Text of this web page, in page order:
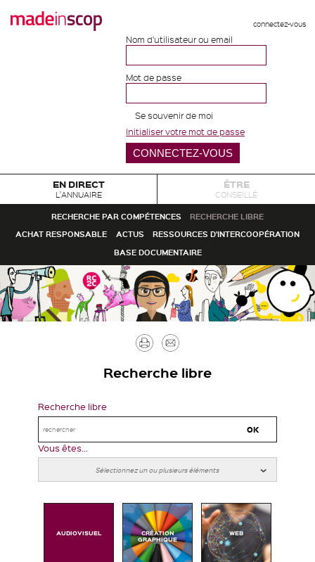
connectez-vous
Nom d'utilisateur ou email
Mot de passe
Se souvenir de moi
Initialiser votre mot de passe
EN DIRECT
L'ANNUAIRE
ÊTRE
CONSEILLÉ
RECHERCHE PAR COMPÉTENCES
RECHERCHE LIBRE
ACHAT RESPONSABLE
ACTUS
RESSOURCES D'INTERCOOPÉRATION
BASE DOCUMENTAIRE
Imprimer
Recherche libre
Recherche libre
Vous êtes...
AUDIOVISUEL CRÉATION
GRAPHIQUE
WEB